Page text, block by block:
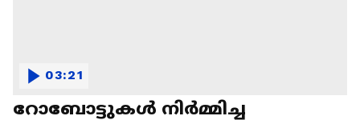
റോബോട്ടുകൾ നിർമ്മിച്ച
03:21